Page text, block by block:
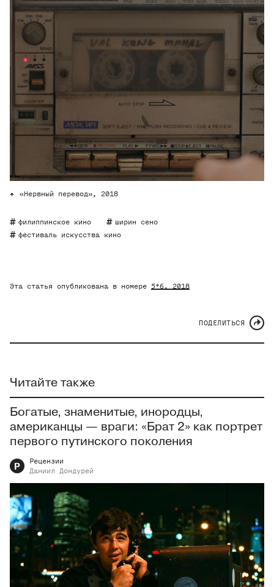
«Нервный перевод», 2018
филиппинское кино
ширин сено
фестиваль искусства кино
Эта статья опубликована в номере 5*6, 2018
ПОДЕЛИТЬСЯ
Читайте также
Богатые, знаменитые, инородцы,
американцы — враги: «Брат 2» как портрет
первого путинского поколения
Р
Рецензии
Даниил
Дондурей